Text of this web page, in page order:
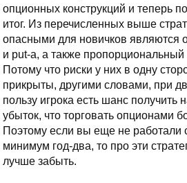
опционных конструкций и теперь
итог. Из перечисленных выше
опасными для новичков являются
и put-а, а также
Потому что риски у них в одну
прикрыты, другими словами, при
пользу игрока есть шанс получить
убыток, что торговать опционами
Поэтому если вы еще не работали
минимум год-два, то про эти
лучше забыть.